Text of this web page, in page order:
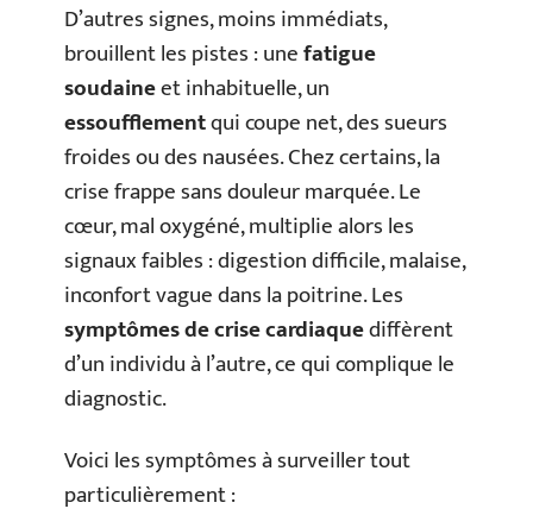
D’autres signes, moins immédiats,
brouillent les pistes : unefatigue
soudaineet inhabituelle, un
essoufflementqui coupe net, des sueurs
froides ou des nausées. Chez certains, la
crise frappe sans douleur marquée. Le
cœur, mal oxygéné, multiplie alors les
signaux faibles : digestion difficile, malaise,
inconfort vague dans la poitrine. Les
symptômes de crise cardiaquediffèrent
d’un individu à l’autre, ce qui complique le
diagnostic.
Voici les symptômes à surveiller tout
particulièrement :